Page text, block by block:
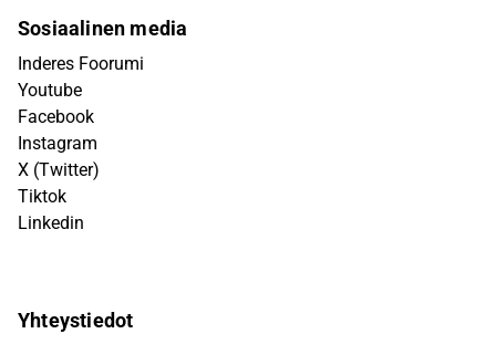
Sosiaalinen media
Inderes Foorumi
Youtube
Facebook
Instagram
X (Twitter)
Tiktok
Linkedin
Yhteystiedot